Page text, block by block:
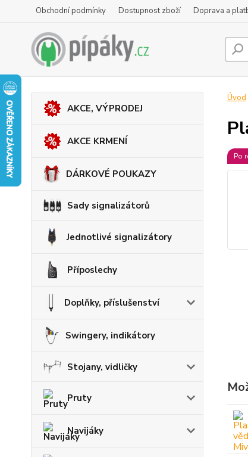
Obchodní podmínky Dostupnost zboží Doprava a
AKCE, VÝPRODEJ
AKCE KRMENÍ
DÁRKOVÉ POUKAZY
Sady signalizátorů
Jednotlivé signalizátory
Příposlechy
Doplňky, příslušenství
Swingery, indikátory
Stojany, vidličky
Pruty
Navijáky
Úvod
Po